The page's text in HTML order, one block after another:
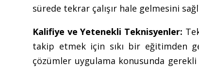
sürede tekrar çalışır hale gelmesini
Kalifiye ve Yetenekli Teknisyenler:
takip etmek için sıkı bir eğitimden
çözümler uygulama konusunda